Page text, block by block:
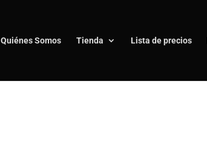
Quiénes Somos Tienda Lista de precios